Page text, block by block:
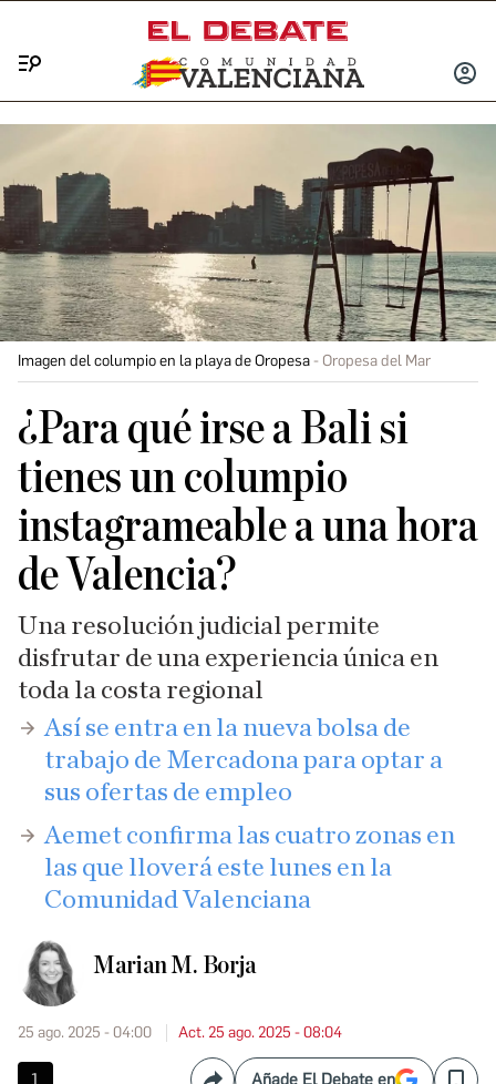
INICIAR
Imagen del columpio en la playa de Oropesa Oropesa del Mar
¿Para qué irse a Bali si
tienes un columpio
instagrameable a una hora
de Valencia?
Una resolución judicial permite
disfrutar de una experiencia única en
toda la costa regional
Así se entra en la nueva bolsa de
trabajo de Mercadona para optar a
sus ofertas de empleo
​Aemet confirma las cuatro zonas en
las que lloverá este lunes en la
Comunidad Valenciana
Marian M. Borja
25 ago. 2025 - 04:00 Act. 25 ago. 2025 - 08:04
1 Añade El Debate en